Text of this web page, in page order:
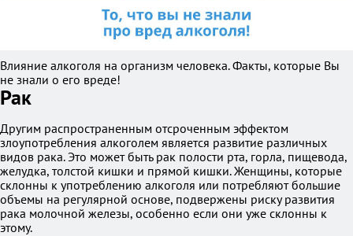
Влияние алкоголя на организм человека. Факты, которые Вы
не знали о его вреде!
Рак
Другим распространенным отсроченным эффектом
злоупотребления алкоголем является развитие различных
видов рака. Это может быть рак полости рта, горла, пищевода,
желудка, толстой кишки и прямой кишки. Женщины, которые
склонны к употреблению алкоголя или потребляют большие
объемы на регулярной основе, подвержены риску развития
рака молочной железы, особенно если они уже склонны к
этому.